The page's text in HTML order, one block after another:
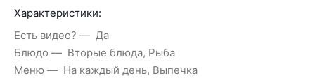
Характеристики:
Есть видео?
Да
Блюдо
Вторые блюда, Рыба
Меню
На каждый день, Выпечка